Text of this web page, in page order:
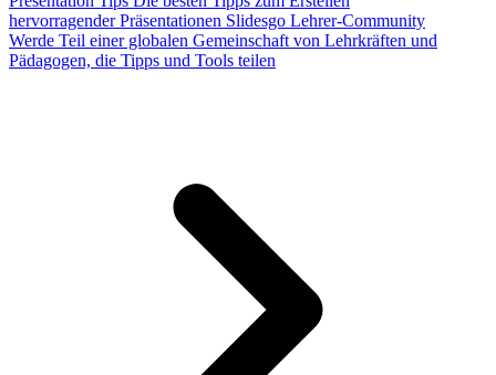
hervorragender Präsentationen Slidesgo Lehrer-Community
Werde Teil einer globalen Gemeinschaft von Lehrkräften und
Pädagogen, die Tipps und Tools teilen